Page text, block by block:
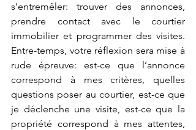
s’entremêler: trouver des annonces,
prendre contact avec le courtier
immobilier et programmer des visites.
Entre-temps, votre réflexion sera mise à
rude épreuve: est-ce que l’annonce
correspond à mes critères, quelles
questions poser au courtier, est-ce que
je déclenche une visite, est-ce que la
propriété correspond à mes attentes,